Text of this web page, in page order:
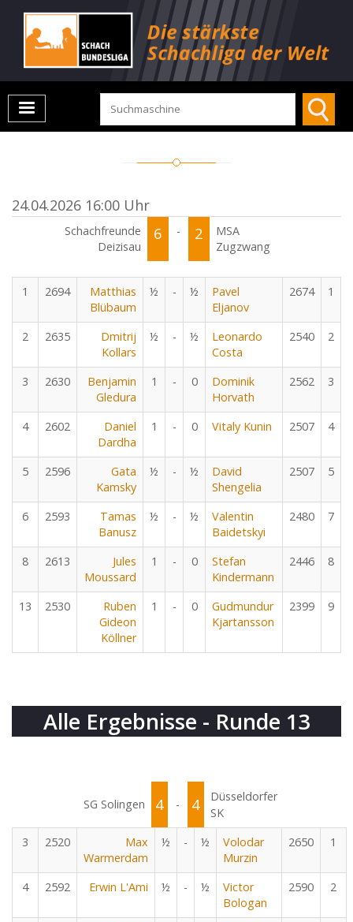
24.04.2026 16:00 Uhr
Schachfreunde
Deizisau
6 - 2
MSA
Zugzwang
1 2694
Matthias
Blübaum
½ - ½
Pavel
Eljanov
2674 1
2 2635
Dmitrij
Kollars
½ - ½
Leonardo
Costa
2540 2
3 2630
Benjamin
Gledura
1 - 0
Dominik
Horvath
2562 3
4 2602
Daniel
Dardha
1 - 0 Vitaly Kunin 2507 4
5 2596
Gata
Kamsky
½ - ½
David
Shengelia
2507 5
6 2593
Tamas
Banusz
½ - ½
Valentin
Baidetskyi
2480 7
8 2613
Jules
Moussard
1 - 0
Stefan
Kindermann
2446 8
13 2530
Ruben
Gideon
Köllner
1 - 0
Gudmundur
Kjartansson
2399 9
Alle Ergebnisse - Runde 13
SG Solingen 4 - 4
Düsseldorfer
SK
3
2520
Max
Warmerdam
½ - ½
Volodar
Murzin
2650 1
4 2592 Erwin L'Ami ½ - ½
Victor
Bologan
2590 2